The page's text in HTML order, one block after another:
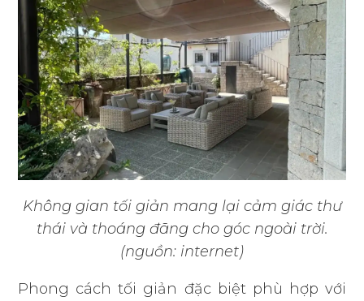
Không gian tối giản mang lại cảm giác thư
thái và thoáng đãng cho góc ngoài trời.
(nguồn: internet)
Phong cách tối giản đặc biệt phù hợp với